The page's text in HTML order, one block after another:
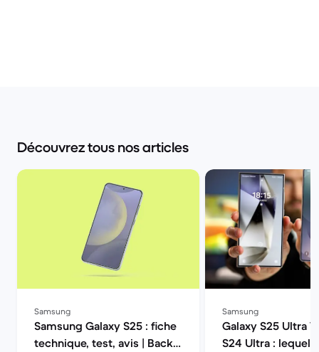
Découvrez tous nos articles
Samsung
Samsung Galaxy S25 : fiche
technique, test, avis | Back
Samsung
Galaxy S25 Ultra
S24 Ultra : lequel